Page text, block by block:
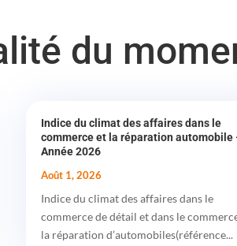
du
Indice du climat des affaires dans le
commerce et la réparation automobile
Année 2026
Août 1, 2026
Indice du climat des affaires dans le
commerce de détail et dans le
la réparation d’automobiles(référence...